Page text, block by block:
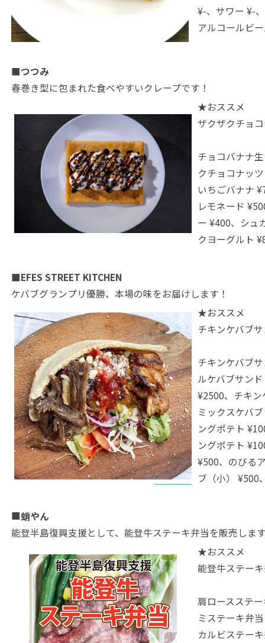
¥-、サワー ¥-
アルコールビ
■つつみ
春巻き型に包まれた食べやすいクレープです！
★おススメ
ザクザクチョ
チョコバナナ
クチョコナッ
いちごバナナ
レモネード
ー ¥400、シュ
クヨーグルト
■EFES STREET KITCHEN
ケバブグランプリ優勝、本場の味をお届けします！
★おススメ
チキンケバブ
チキンケバブ
ルケバブサン
¥2500、チキ
ミックスケバ
ングポテト
ングポテト
¥500、のびる
ブ（小） ¥500
■蛸やん
能登半島復興支援として、能登牛ステーキ弁当を販売しま
★おススメ
能登牛ステー
肩ロースステ
ミステーキ弁
カルビステー